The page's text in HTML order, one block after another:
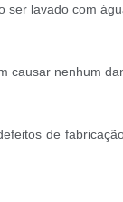
lavado com
nenhum
de